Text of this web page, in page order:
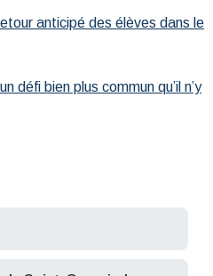
anticipé des élèves dans le
défi bien plus commun qu’il n’y